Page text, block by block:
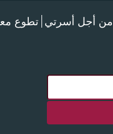
من أجل أسرتي تطوع